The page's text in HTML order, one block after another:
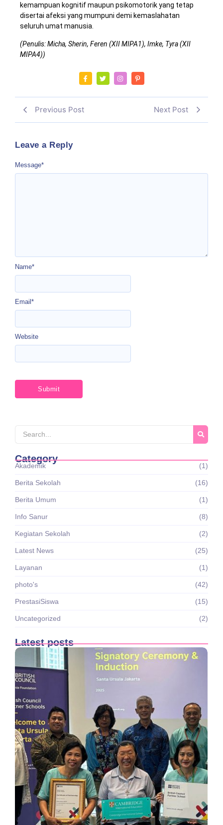
kemampuan kognitif maupun psikomotorik yang tetap
disertai afeksi yang mumpuni demi kemaslahatan
seluruh umat manusia.
(Penulis: Micha, Sherin, Feren (XII MIPA1), Imke, Tyra (XII
MIPA4))
Previous Post Next Post
Leave a Reply
Message*
Name*
Email*
Website
Category
Akademik (1)
Berita Sekolah (16)
Berita Umum (1)
Info Sanur (8)
Kegiatan Sekolah (2)
Latest News (25)
Layanan (1)
photo's (42)
PrestasiSiswa (15)
Uncategorized (2)
Latest posts